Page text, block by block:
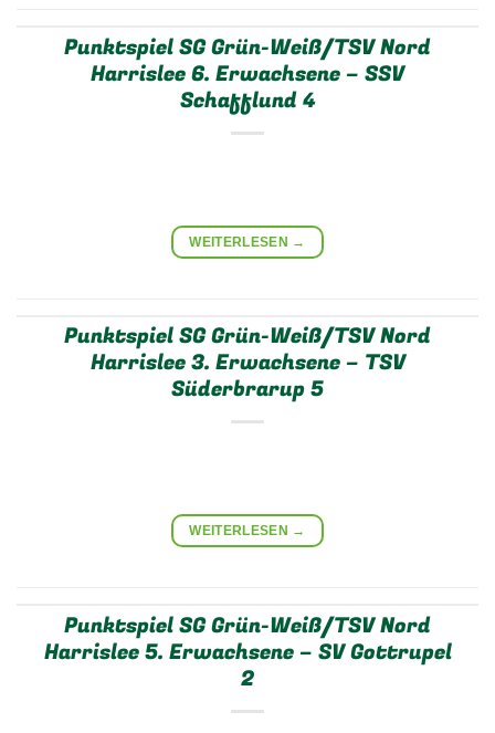
Punktspiel SG Grün-Weiß/TSV Nord
Harrislee 6. Erwachsene – SSV
Schafflund 4
WEITERLESEN →
Punktspiel SG Grün-Weiß/TSV Nord
Harrislee 3. Erwachsene – TSV
Süderbrarup 5
WEITERLESEN →
Punktspiel SG Grün-Weiß/TSV Nord
Harrislee 5. Erwachsene – SV Gottrupel
2